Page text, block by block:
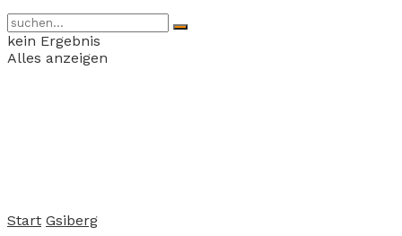
kein Ergebnis
Alles anzeigen
Start Gsiberg